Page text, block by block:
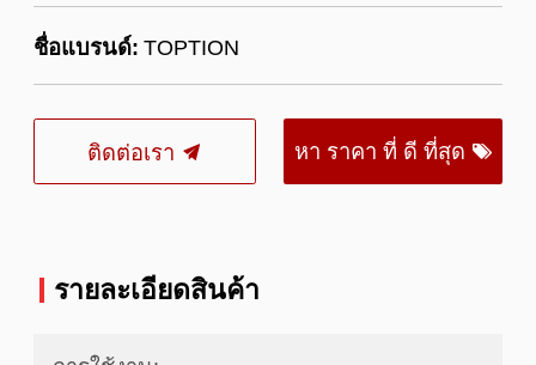
ชื่อแบรนด์: TOPTION
ติดต่อเรา หา ราคา ที่ ดี ที่สุด
รายละเอียดสินค้า